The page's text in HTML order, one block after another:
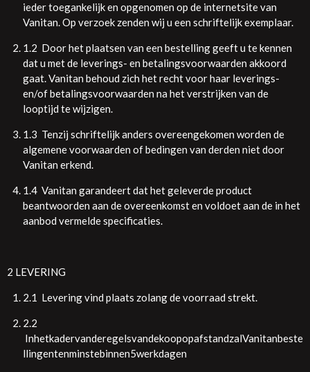
ieder toegankelijk en opgenomen op de internetsite van
Vanitan. Op verzoek zenden wij u een schriftelijk exemplaar.
1.2 Door het plaatsen van een bestelling geeft u te kennen
dat u met de leverings- en betalingsvoorwaarden akkoord
gaat. Vanitan behoud zich het recht voor haar leverings-
en/of betalingsvoorwaarden na het verstrijken van de
looptijd te wijzigen.
1.3 Tenzij schriftelijk anders overeengekomen worden de
algemene voorwaarden of bedingen van derden niet door
Vanitan erkend.
1.4 Vanitan garandeert dat het geleverde product
beantwoorden aan de overeenkomst en voldoet aan de in het
aanbod vermelde specificaties.
2 LEVERING
2.1 Levering vind plaats zolang de voorraad strekt.
2.2
InhetkadervanderegelsvandekoopopafstandzalVanitanbeste
llingentenminstebinnen5werkdagen